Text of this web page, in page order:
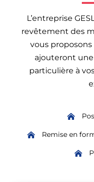
L’entreprise
revêtement des
vous
ajouteront
particulière à
Remise en